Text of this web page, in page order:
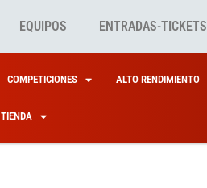
EQUIPOS ENTRADAS-TICKETS
COMPETICIONES ALTO RENDIMIENTO
TIENDA